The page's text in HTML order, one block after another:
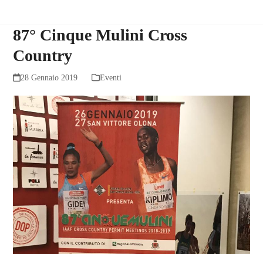
87° Cinque Mulini Cross
Country
28 Gennaio 2019 Eventi